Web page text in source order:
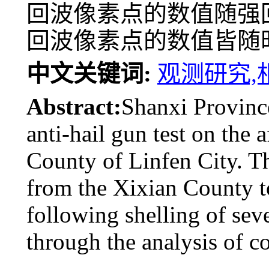
回波像素点的数值随
回波像素点的数值皆
中文关键词: 观测研究,
Abstract:Shanxi
anti-hail gun test on the
County of Linfen City.
from the Xixian County
following shelling of
through the analysis of